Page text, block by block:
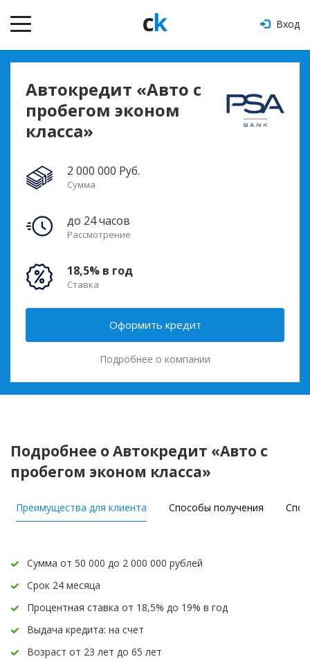
Вход
Автокредит «Авто с
пробегом эконом
класса»
2 000 000 Руб.
Сумма
до 24 часов
Рассмотрение
18,5% в год
Ставка
Подробнее о компании
Оформить кредит
Подробнее о Автокредит «Авто с
пробегом эконом класса»
Преимущества для клиента Способы получения
Сумма от 50 000 до 2 000 000 рублей
Срок 24 месяца
Процентная ставка от 18,5% до 19% в год
Выдача кредита: на счет
Возраст от 23 лет до 65 лет